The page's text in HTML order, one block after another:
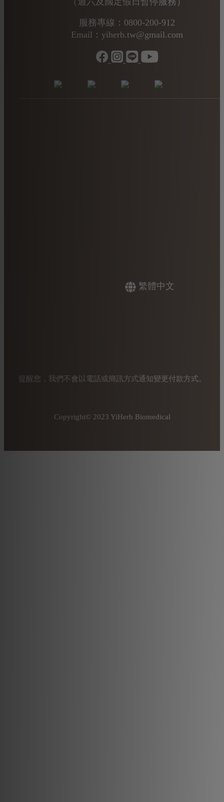
服務專線：0800-200-912
Email：yiherb.tw@gmail.com
繁體中文
提醒您，我們不會以電話或簡訊方式通知變更付款方式。
Copyright© 2023 YiHerb Biomedical